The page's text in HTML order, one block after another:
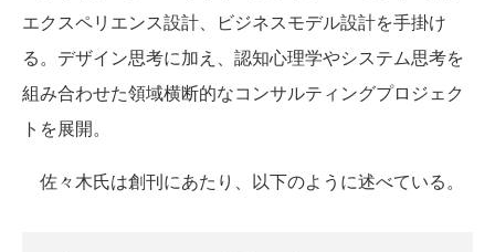
エクスペリエンス設計、ビジネスモデル設計を手掛け
る。デザイン思考に加え、認知心理学やシステム思考を
組み合わせた領域横断的なコンサルティングプロジェク
トを展開。
佐々木氏は創刊にあたり、以下のように述べている。